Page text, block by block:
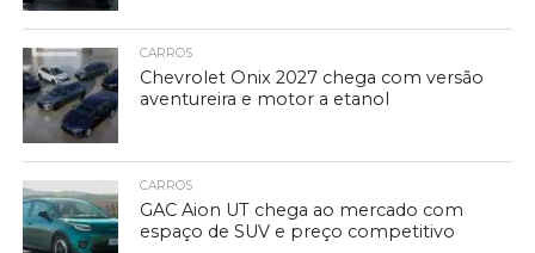
CARROS
Chevrolet Onix 2027 chega com versão
aventureira e motor a etanol
CARROS
GAC Aion UT chega ao mercado com
espaço de SUV e preço competitivo